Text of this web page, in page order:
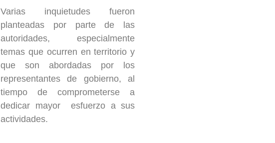
Varias inquietudes fueron
planteadas por parte de las
autoridades, especialmente
temas que ocurren en territorio y
que son abordadas por los
representantes de gobierno, al
tiempo de comprometerse a
dedicar mayor esfuerzo a sus
actividades.